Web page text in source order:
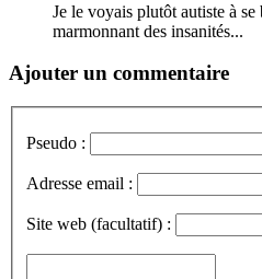
Je le voyais plutôt autiste à
marmonnant des insanités...
Ajouter un commentaire
Pseudo :
Adresse email :
Site web (facultatif) :